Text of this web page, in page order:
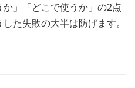
」「どこで使うか」の2点
た失敗の大半は防げます。